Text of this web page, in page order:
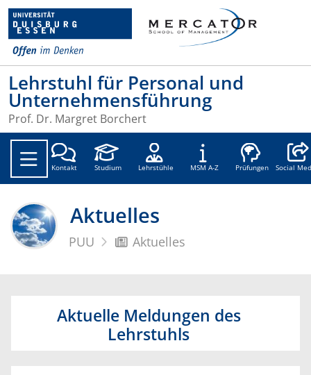
Lehrstuhl für Personal und
Unternehmensführung
Prof. Dr. Margret Borchert
Kontakt Studium Lehrstühle MSM A-Z Prüfungen Social
Aktuelles
PUU Aktuelles
Aktuelle Meldungen des
Lehrstuhls